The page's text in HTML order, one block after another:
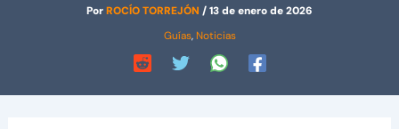
PorROCÍO TORREJÓN /13 de enero de 2026
Guías, Noticias